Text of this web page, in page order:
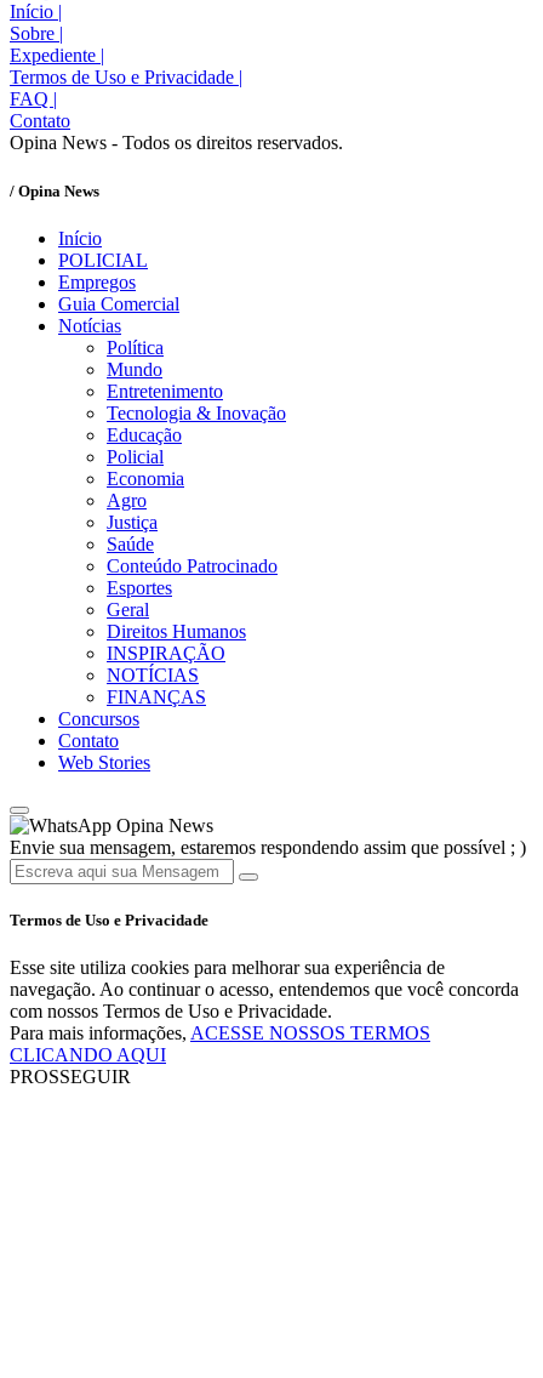
Início |
Sobre |
Expediente |
Termos de Uso e Privacidade |
FAQ |
Contato
Opina News - Todos os direitos reservados.
/ Opina News
Início
POLICIAL
Empregos
Guia Comercial
Notícias
Política
Mundo
Entretenimento
Tecnologia & Inovação
Educação
Policial
Economia
Agro
Justiça
Saúde
Conteúdo Patrocinado
Esportes
Geral
Direitos Humanos
INSPIRAÇÃO
NOTÍCIAS
FINANÇAS
Concursos
Contato
Web Stories
Opina News
Envie sua mensagem, estaremos respondendo assim que possível ; )
Termos de Uso e Privacidade
Esse site utiliza cookies para melhorar sua experiência de
navegação. Ao continuar o acesso, entendemos que você concorda
com nossos Termos de Uso e Privacidade.
Para mais informações, ACESSE NOSSOS TERMOS
CLICANDO AQUI
PROSSEGUIR